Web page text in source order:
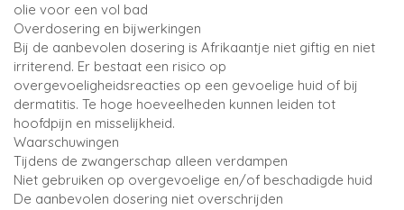
olie voor een vol bad
Overdosering en bijwerkingen
Bij de aanbevolen dosering is Afrikaantje niet giftig en niet
irriterend. Er bestaat een risico op
overgevoeligheidsreacties op een gevoelige huid of bij
dermatitis. Te hoge hoeveelheden kunnen leiden tot
hoofdpijn en misselijkheid.
Waarschuwingen
Tijdens de zwangerschap alleen verdampen
Niet gebruiken op overgevoelige en/of beschadigde huid
De aanbevolen dosering niet overschrijden